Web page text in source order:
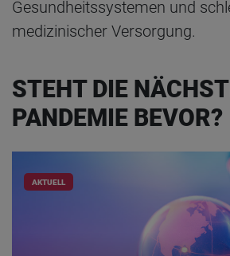
Gesundheitssystemen und
medizinischer Versorgung.
STEHT DIE
PANDEMIE BEVOR?
AKTUELL